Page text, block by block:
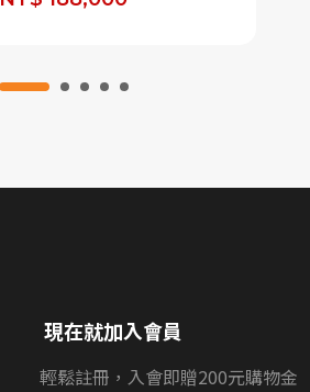
現在就加入會員
輕鬆註冊，入會即贈200元購物金